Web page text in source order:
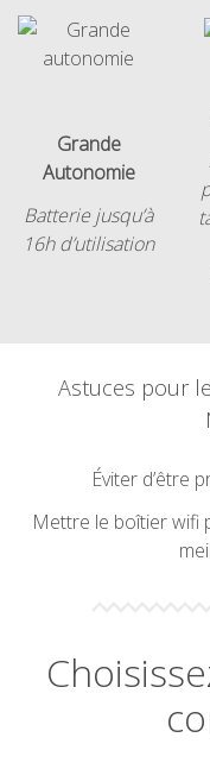
Grande
Autonomie
Batterie jusqu’à
16h d’utilisation
Astuces pour
Éviter d’être
Mettre le boîtier wifi